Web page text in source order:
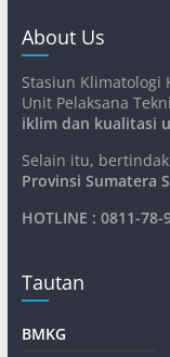
About Us
Stasiun Klimatologi
Unit Pelaksana
iklim dan kualitasi
Selain itu,
Provinsi Sumatera
HOTLINE : 0811-78-
Tautan
BMKG